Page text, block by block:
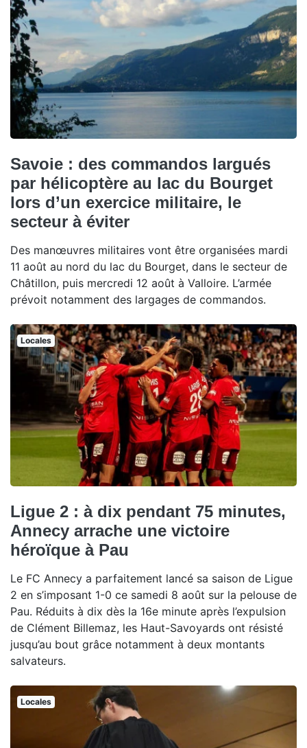
Savoie : des commandos largués
par hélicoptère au lac du Bourget
lors d’un exercice militaire, le
secteur à éviter
Des manœuvres militaires vont être organisées mardi
11 août au nord du lac du Bourget, dans le secteur de
Châtillon, puis mercredi 12 août à Valloire. L’armée
prévoit notamment des largages de commandos.
Locales
Ligue 2 : à dix pendant 75 minutes,
Annecy arrache une victoire
héroïque à Pau
Le FC Annecy a parfaitement lancé sa saison de Ligue
2 en s’imposant 1-0 ce samedi 8 août sur la pelouse de
Pau. Réduits à dix dès la 16e minute après l’expulsion
de Clément Billemaz, les Haut-Savoyards ont résisté
jusqu’au bout grâce notamment à deux montants
salvateurs.
Locales